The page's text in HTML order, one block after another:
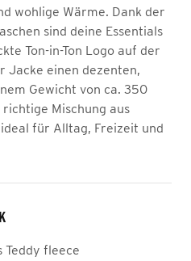
wohlige Wärme. Dank der
sind deine Essentials
Ton-in-Ton Logo auf der
Jacke einen dezenten,
Gewicht von ca. 350
Mischung aus
für Alltag, Freizeit und
Teddy fleece